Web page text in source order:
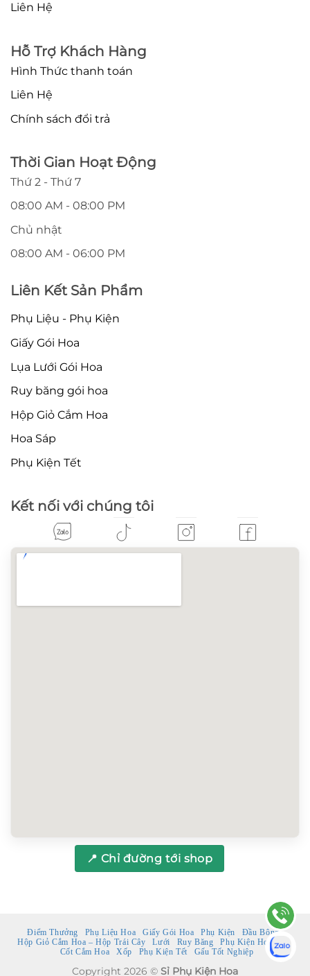
Liên Hệ
Hỗ Trợ Khách Hàng
Hình Thức thanh toán
Liên Hệ
Chính sách đổi trả
Thời Gian Hoạt Động
Thứ 2 - Thứ 7
08:00 AM - 08:00 PM
Chủ nhật
08:00 AM - 06:00 PM
Liên Kết Sản Phẩm
Phụ Liệu - Phụ Kiện
Giấy Gói Hoa
Lụa Lưới Gói Hoa
Ruy băng gói hoa
Hộp Giỏ Cắm Hoa
Hoa Sáp
Phụ Kiện Tết
Kết nối với chúng tôi
📍 Chỉ đường tới shop
Điểm Thưởng Phụ Liệu Hoa Giấy Gói Hoa Phụ Kiện
Đầu Bông
Hộp Giỏ Cắm Hoa – Hộp Trái Cây
Lưới Ruy Băng
Phụ Kiện Hoa Tươi
Cốt Cắm Hoa
Xốp Phụ Kiện Tết Gấu Tốt Nghiệp
Copyright 2026 © Sỉ Phụ Kiện Hoa